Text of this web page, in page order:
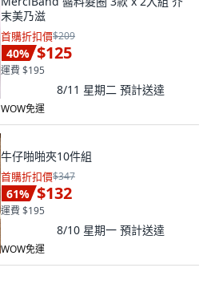
末美乃滋
首購折扣價$209
40% $125
運費 $195
8/11 星期二 預計送達
WOW免運
牛仔啪啪夾10件組
首購折扣價$347
61% $132
運費 $195
8/10 星期一 預計送達
WOW免運